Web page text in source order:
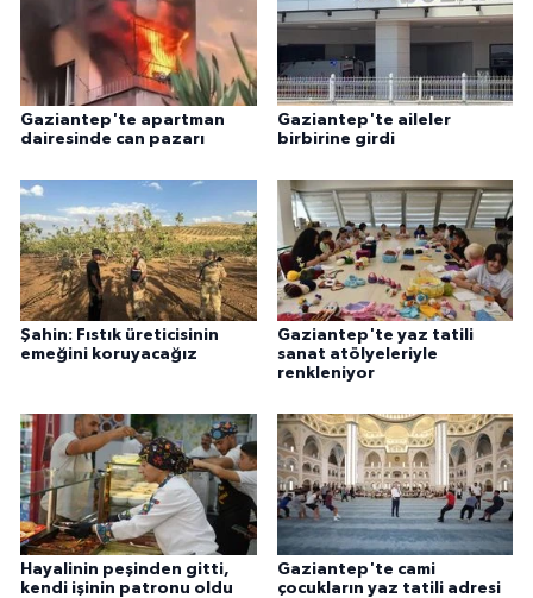
Gaziantep'te apartman
dairesinde can pazarı
Gaziantep'te aileler
birbirine girdi
Şahin: Fıstık üreticisinin
emeğini koruyacağız
Gaziantep'te yaz tatili
sanat atölyeleriyle
renkleniyor
Hayalinin peşinden gitti,
kendi işinin patronu oldu
Gaziantep'te cami
çocukların yaz tatili adresi